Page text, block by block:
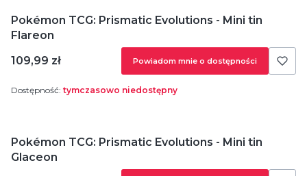
Pokémon TCG: Prismatic Evolutions - Mini tin
Flareon
Cena
109,99 zł Powiadom mnie o dostępności
Dostępność: tymczasowo niedostępny
Pokémon TCG: Prismatic Evolutions - Mini tin
Glaceon